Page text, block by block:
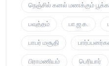
நெஞ்சில் கனல் மணக்கும்
பவுத்தம் பா.ஜ.க.
பாபர் மசூதி
பிராமணியம் பெரியார்